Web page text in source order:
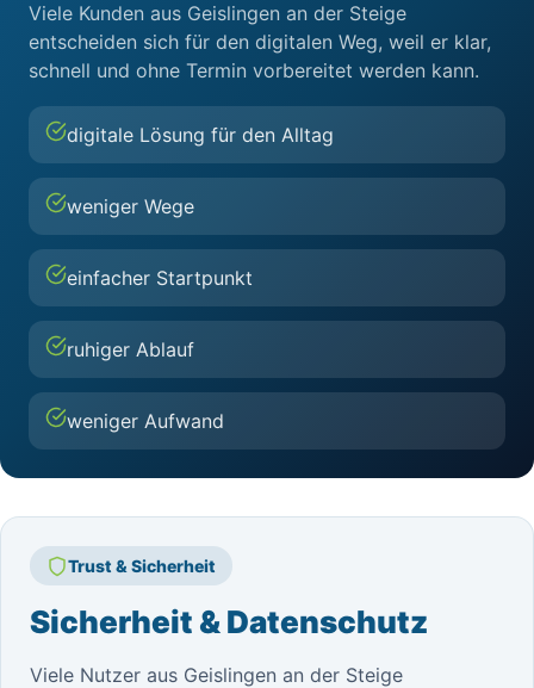
Viele Kunden aus Geislingen an der Steige
entscheiden sich für den digitalen Weg, weil er klar,
schnell und ohne Termin vorbereitet werden kann.
digitale Lösung für den Alltag
weniger Wege
einfacher Startpunkt
ruhiger Ablauf
weniger Aufwand
Trust & Sicherheit
Sicherheit & Datenschutz
Viele Nutzer aus Geislingen an der Steige